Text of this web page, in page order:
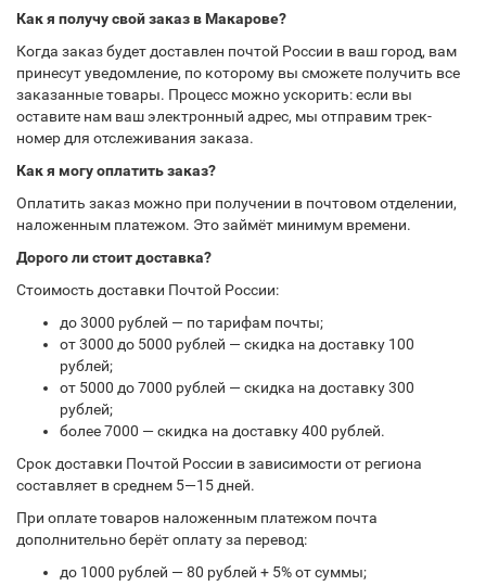
Как я получу свой заказ в Макарове?
Когда заказ будет доставлен почтой России в ваш город, вам
принесут уведомление, по которому вы сможете получить все
заказанные товары. Процесс можно ускорить: если вы
оставите нам ваш электронный адрес, мы отправим трек-
номер для отслеживания заказа.
Как я могу оплатить заказ?
Оплатить заказ можно при получении в почтовом отделении,
наложенным платежом. Это займёт минимум времени.
Дорого ли стоит доставка?
Стоимость доставки Почтой России:
до 3000 рублей — по тарифам почты;
от 3000 до 5000 рублей — скидка на доставку 100
рублей;
от 5000 до 7000 рублей — скидка на доставку 300
рублей;
более 7000 — скидка на доставку 400 рублей.
Срок доставки Почтой России в зависимости от региона
составляет в среднем 5—15 дней.
При оплате товаров наложенным платежом почта
дополнительно берёт оплату за перевод:
до 1000 рублей — 80 рублей + 5% от суммы;